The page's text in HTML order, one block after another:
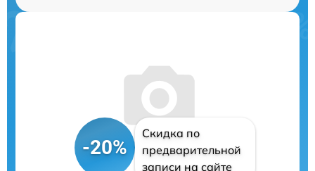
-20%
Скидка по
предварительной
записи на сайте